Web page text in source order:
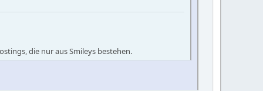
die nur aus Smileys bestehen.